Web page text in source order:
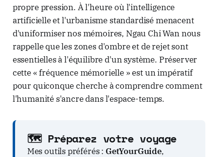
propre pression. À l'heure où l'intelligence
artificielle et l'urbanisme standardisé menacent
d'uniformiser nos mémoires, Ngau Chi Wan nous
rappelle que les zones d'ombre et de rejet sont
essentielles à l'équilibre d'un système. Préserver
cette « fréquence mémorielle » est un impératif
pour quiconque cherche à comprendre comment
l'humanité s'ancre dans l'espace-temps.
🗺️ Préparez votre voyage
Mes outils préférés : GetYourGuide,